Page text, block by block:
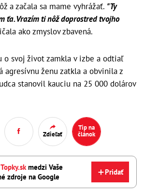
a začala sa mame vyhrážať. "Ty
ťa. Vrazím ti nôž doprostred tvojho
ako zmyslov zbavená.
o svoj život zamkla v izbe a odtiaľ
agresívnu ženu zatkla a obvinila z
stanovil kauciu na 25 000 dolárov
Zdieľať
Tip na
článok
medzi Vaše
zdroje na Google
Pridať